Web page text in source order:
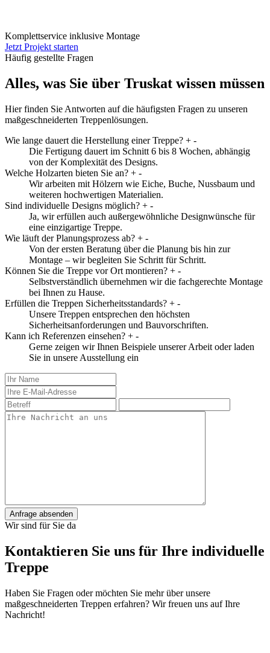
Komplettservice inklusive Montage
Jetzt Projekt starten
Häufig gestellte Fragen
Alles, was Sie über Truskat wissen müssen
Hier finden Sie Antworten auf die häufigsten Fragen zu unseren
maßgeschneiderten Treppenlösungen.
Wie lange dauert die Herstellung einer Treppe? + -
Die Fertigung dauert im Schnitt 6 bis 8 Wochen, abhängig
von der Komplexität des Designs.
Welche Holzarten bieten Sie an? + -
Wir arbeiten mit Hölzern wie Eiche, Buche, Nussbaum und
weiteren hochwertigen Materialien.
Sind individuelle Designs möglich? + -
Ja, wir erfüllen auch außergewöhnliche Designwünsche für
eine einzigartige Treppe.
Wie läuft der Planungsprozess ab? + -
Von der ersten Beratung über die Planung bis hin zur
Montage – wir begleiten Sie Schritt für Schritt.
Können Sie die Treppe vor Ort montieren? + -
Selbstverständlich übernehmen wir die fachgerechte Montage
bei Ihnen zu Hause.
Erfüllen die Treppen Sicherheitsstandards? + -
Unsere Treppen entsprechen den höchsten
Sicherheitsanforderungen und Bauvorschriften.
Kann ich Referenzen einsehen? + -
Gerne zeigen wir Ihnen Beispiele unserer Arbeit oder laden
Sie in unsere Ausstellung ein
Anfrage absenden
Wir sind für Sie da
Kontaktieren Sie uns für Ihre individuelle
Treppe
Haben Sie Fragen oder möchten Sie mehr über unsere
maßgeschneiderten Treppen erfahren? Wir freuen uns auf Ihre
Nachricht!